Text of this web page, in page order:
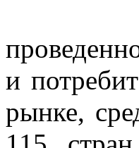
Наша
и
рынке,